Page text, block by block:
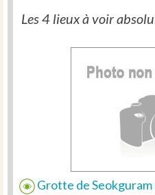
Les 4 lieux à voir
Grotte de